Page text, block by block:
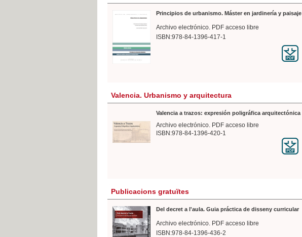
Principios de urbanismo. Máster en jardinería y paisaje
Archivo electrónico. PDF acceso libre
ISBN:978-84-1396-417-1
Valencia. Urbanismo y arquitectura
Valencia a trazos: expresión poligráfica arquitectónica
Archivo electrónico. PDF acceso libre
ISBN:978-84-1396-420-1
Publicacions gratuïtes
Del decret a l'aula. Guia práctica de disseny curricular
Archivo electrónico. PDF acceso libre
ISBN:978-84-1396-436-2